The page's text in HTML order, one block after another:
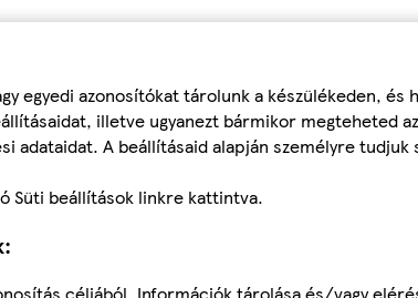
egyedi azonosítókat tárolunk a készülékeden, és
illetve ugyanezt bármikor megteheted az
A beállításaid alapján személyre tudjuk
Süti beállítások linkre kattintva.